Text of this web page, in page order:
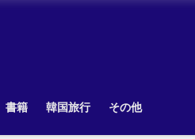
書籍 韓国旅行 その他